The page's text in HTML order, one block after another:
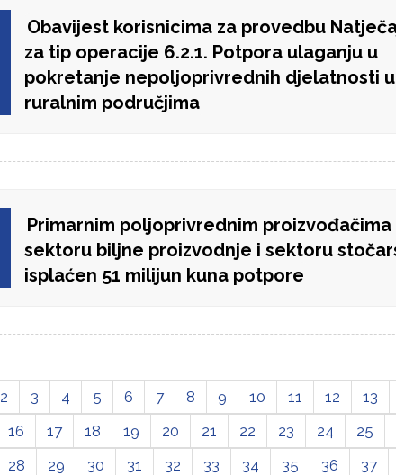
Obavijest korisnicima za provedbu
za tip operacije 6.2.1. Potpora ulaganju u
pokretanje nepoljoprivrednih djelatnosti u
ruralnim područjima
Primarnim poljoprivrednim proizvođačima
sektoru biljne proizvodnje i sektoru
isplaćen 51 milijun kuna potpore
2 3 4 5 6 7 8 9 10 11 12
13
16 17 18 19 20 21 22 23 24 25
28 29 30 31 32 33 34 35 36
37